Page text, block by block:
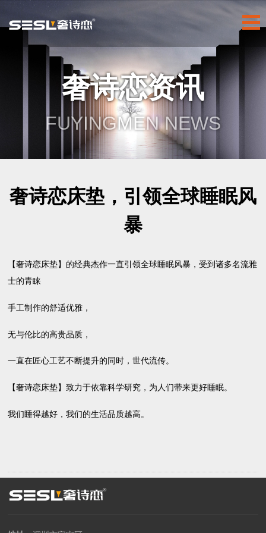
奢诗恋资讯
FUYINGMEN NEWS
奢诗恋床垫，引领全球睡眠风
暴
【奢诗恋床垫】的经典杰作一直引领全球睡眠风暴，受到诸多名流雅
士的青睐
手工制作的舒适优雅，
无与伦比的高贵品质，
一直在匠心工艺不断提升的同时，世代流传。
【奢诗恋床垫】致力于依靠科学研究，为人们带来更好睡眠。
我们睡得越好，我们的生活品质越高。